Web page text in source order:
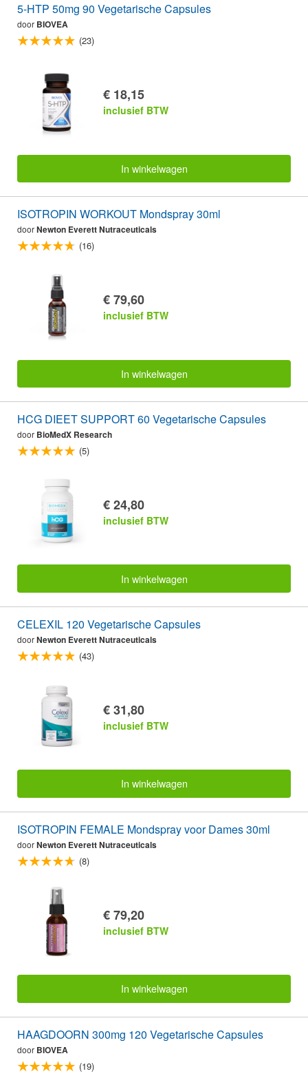
5-HTP 50mg 90 Vegetarische Capsules
door BIOVEA
(23)
€ 18,15
inclusief BTW
In winkelwagen
ISOTROPIN WORKOUT Mondspray 30ml
doorNewton Everett Nutraceuticals
(16)
€ 79,60
inclusief BTW
In winkelwagen
HCG DIEET SUPPORT 60 Vegetarische Capsules
door BioMedX Research
(5)
€ 24,80
inclusief BTW
In winkelwagen
CELEXIL 120 Vegetarische Capsules
doorNewton Everett Nutraceuticals
(43)
€ 31,80
inclusief BTW
In winkelwagen
ISOTROPIN FEMALE Mondspray voor Dames 30ml
doorNewton Everett Nutraceuticals
(8)
€ 79,20
inclusief BTW
In winkelwagen
HAAGDOORN 300mg 120 Vegetarische Capsules
door BIOVEA
(19)